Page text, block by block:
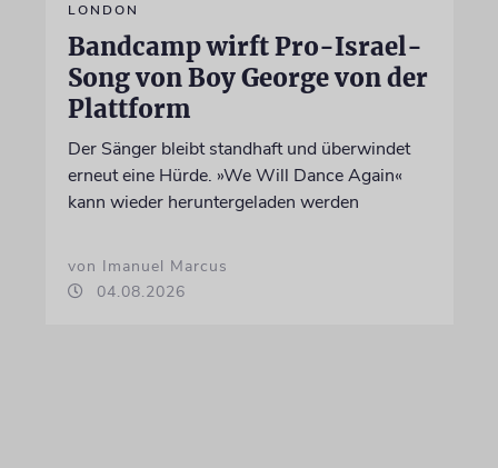
LONDON
Bandcamp wirft Pro-Israel-
Song von Boy George von der
Plattform
Der Sänger bleibt standhaft und überwindet
erneut eine Hürde. »We Will Dance Again«
kann wieder heruntergeladen werden
von Imanuel Marcus
04.08.2026